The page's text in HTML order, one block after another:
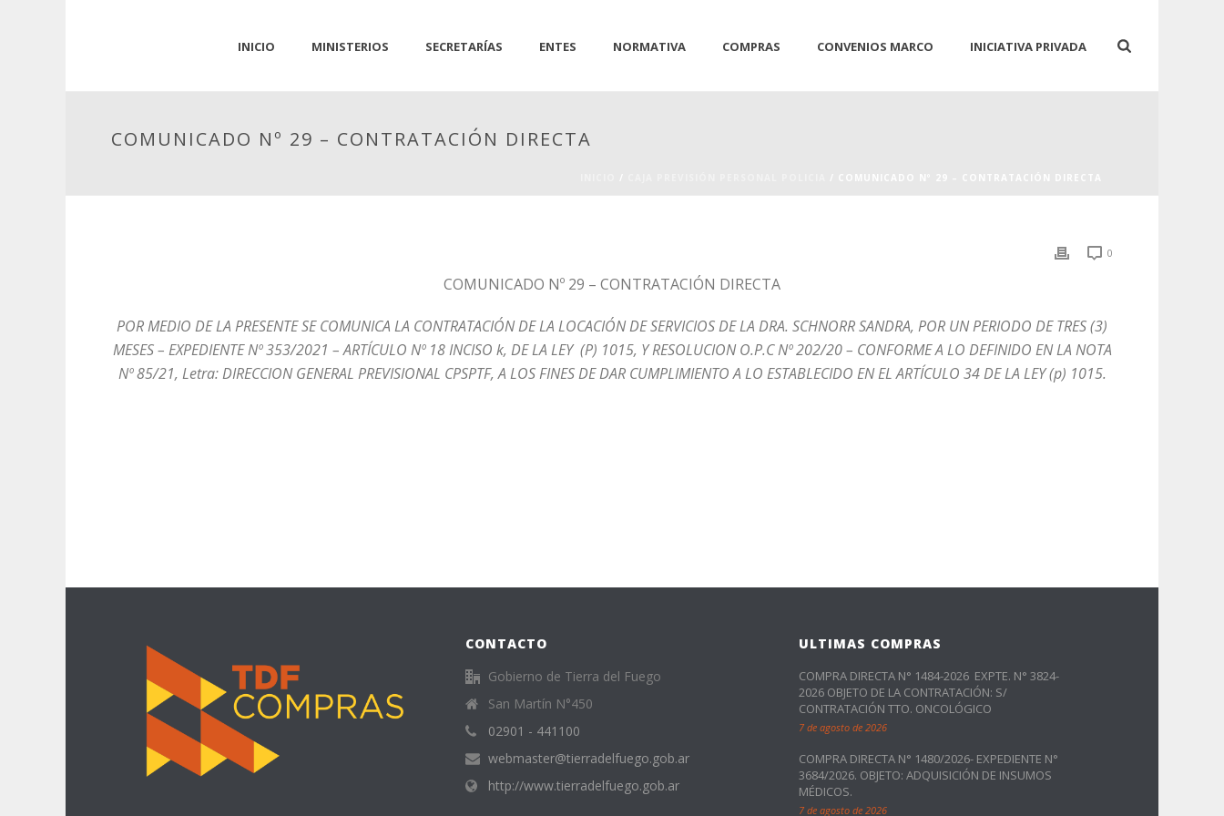
INICIO MINISTERIOS SECRETARÍAS ENTES NORMATIVA COMPRAS CONVENIOS MARCO INICIATIVA PRIVADA
COMUNICADO Nº 29 – CONTRATACIÓN DIRECTA
0
COMUNICADO Nº 29 – CONTRATACIÓN DIRECTA
POR MEDIO DE LA PRESENTE SE COMUNICA LA CONTRATACIÓN DE LA LOCACIÓN DE SERVICIOS DE LA DRA. SCHNORR SANDRA, POR UN PERIODO DE TRES (3)
MESES – EXPEDIENTE Nº 353/2021 – ARTÍCULO Nº 18 INCISO k, DE LA LEY (P) 1015, Y RESOLUCION O.P.C Nº 202/20 – CONFORME A LO DEFINIDO EN LA NOTA
Nº 85/21, Letra: DIRECCION GENERAL PREVISIONAL CPSPTF, A LOS FINES DE DAR CUMPLIMIENTO A LO ESTABLECIDO EN EL ARTÍCULO 34 DE LA LEY (p) 1015.
CONTACTO
Gobierno de Tierra del Fuego
San Martín N°450
02901 - 441100
webmaster@tierradelfuego.gob.ar
http://www.tierradelfuego.gob.ar
ULTIMAS COMPRAS
COMPRA DIRECTA N° 1484-2026 EXPTE. N° 3824-
2026 OBJETO DE LA CONTRATACIÓN: S/
CONTRATACIÓN TTO. ONCOLÓGICO
7 de agosto de 2026
COMPRA DIRECTA N° 1480/2026- EXPEDIENTE N°
3684/2026. OBJETO: ADQUISICIÓN DE INSUMOS
MÉDICOS.
7 de agosto de 2026